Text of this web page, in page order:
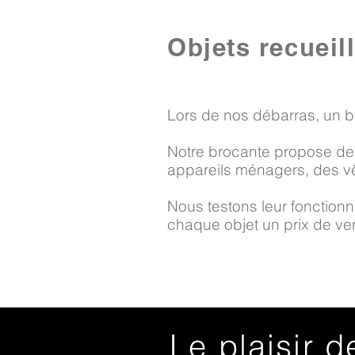
Objets
Lors de nos débarras, un
Notre brocante propose
appareils ménagers, des
Nous testons leur
chaque objet un prix de
Le plaisir